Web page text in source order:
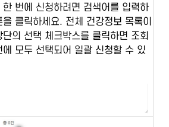
번에 신청하려면 검색어를 입력하
클릭하세요. 전체 건강정보 목록이
의 선택 체크박스를 클릭하면 조회
모두 선택되어 일괄 신청할 수 있